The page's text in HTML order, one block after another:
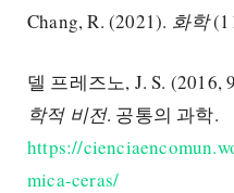
Chang, R. (2021). 화학
델 프레즈노, J. S. (2016,
학적 비전. 공통의 과학.
https://
mica-ceras/